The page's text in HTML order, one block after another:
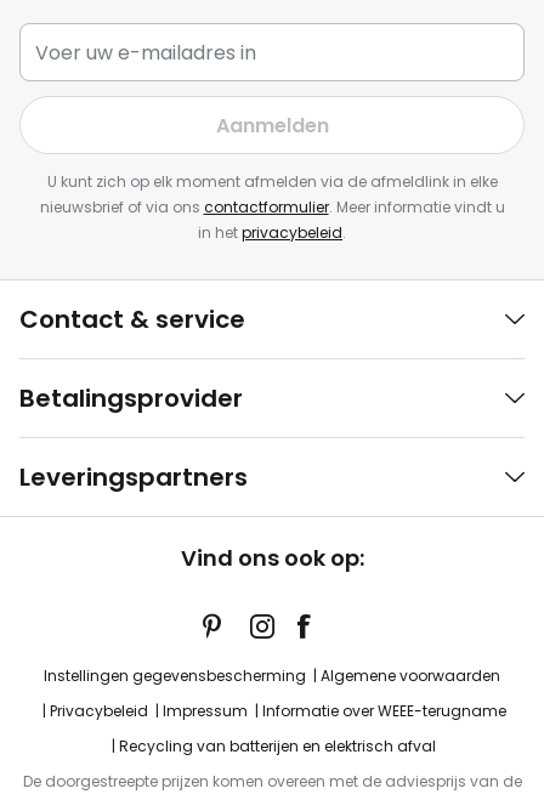
Aanmelden
U kunt zich op elk moment afmelden via de afmeldlink in elke
nieuwsbrief of via ons contactformulier. Meer informatie vindt u
in hetprivacybeleid.
Contact & service
Betalingsprovider
Leveringspartners
Vind ons ook op:
Instellingen gegevensbescherming
Algemene voorwaarden
Privacybeleid
Impressum
Informatie over WEEE-terugname
Recycling van batterijen en elektrisch afval
De doorgestreepte prijzen komen overeen met de adviesprijs van de